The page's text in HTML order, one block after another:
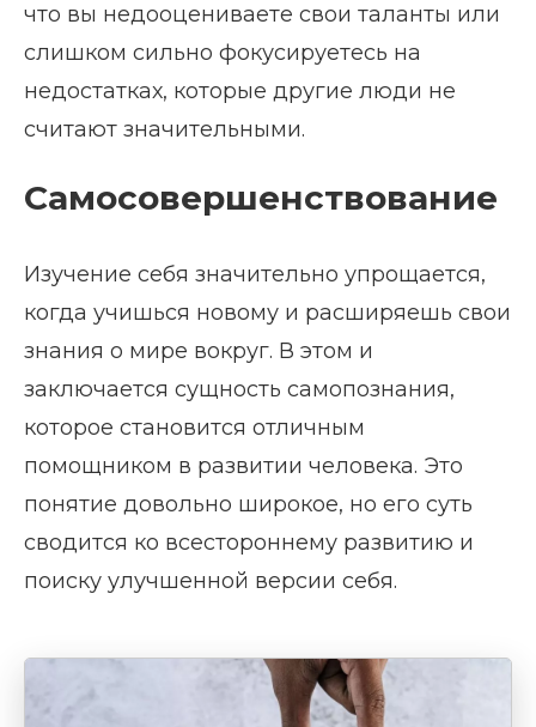
что вы недооцениваете свои таланты или
слишком сильно фокусируетесь на
недостатках, которые другие люди не
считают значительными.
Самосовершенствование
Изучение себя значительно упрощается,
когда учишься новому и расширяешь свои
знания о мире вокруг. В этом и
заключается сущность самопознания,
которое становится отличным
помощником в развитии человека. Это
понятие довольно широкое, но его суть
сводится ко всестороннему развитию и
поиску улучшенной версии себя.